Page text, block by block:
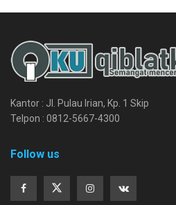
Kantor : Jl. Pulau Irian, Kp. 1 Skip
Telpon : 0812-5667-4300
Follow us